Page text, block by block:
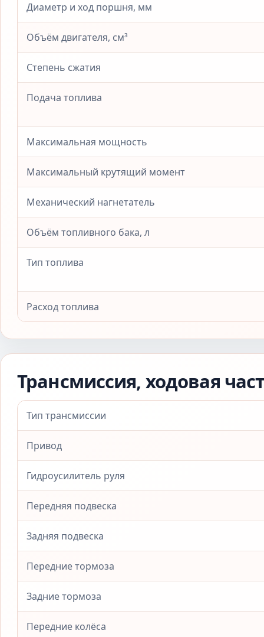
Диаметр и ход поршня, мм
Объём двигателя, см³
Степень сжатия
Подача топлива
Максимальная мощность
Максимальный крутящий момент
Механический нагнетатель
Объём топливного бака, л
Тип топлива
Расход топлива
Трансмиссия, ходовая
Тип трансмиссии
Привод
Гидроусилитель руля
Передняя подвеска
Задняя подвеска
Передние тормоза
Задние тормоза
Передние колёса